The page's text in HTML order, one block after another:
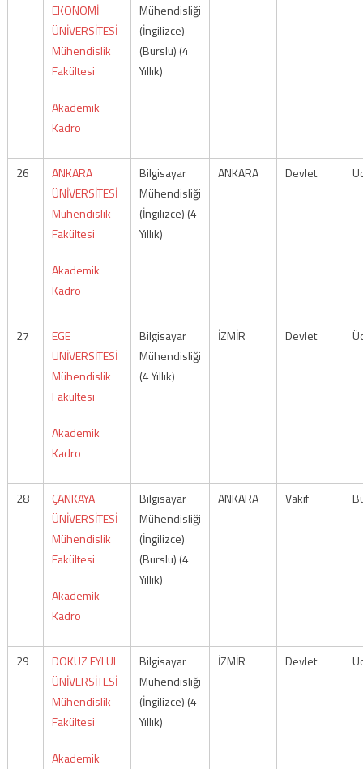
EKONOMİ
ÜNİVERSİTESİ
Mühendislik
Fakültesi
Akademik
Kadro
Mühendisliği
(İngilizce)
(Burslu) (4
Yıllık)
26
ANKARA
ÜNİVERSİTESİ
Mühendislik
Fakültesi
Akademik
Kadro
Bilgisayar
Mühendisliği
(İngilizce) (4
Yıllık)
ANKARA Devlet
27
EGE
ÜNİVERSİTESİ
Mühendislik
Fakültesi
Akademik
Kadro
Bilgisayar
Mühendisliği
(4 Yıllık)
İZMİR Devlet
28
ÇANKAYA
ÜNİVERSİTESİ
Mühendislik
Fakültesi
Akademik
Kadro
Bilgisayar
Mühendisliği
(İngilizce)
(Burslu) (4
Yıllık)
ANKARA Vakıf
29
DOKUZ EYLÜL
ÜNİVERSİTESİ
Mühendislik
Fakültesi
Akademik
Bilgisayar
Mühendisliği
(İngilizce) (4
Yıllık)
İZMİR Devlet